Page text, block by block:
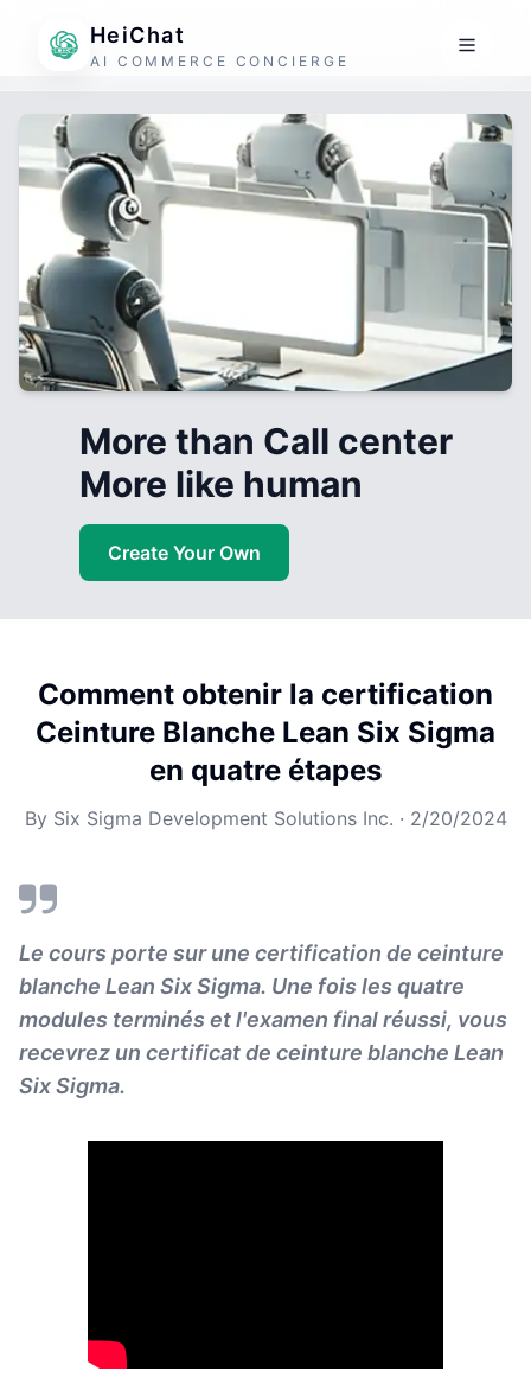
HeiChat
AI COMMERCE CONCIERGE
More than Call center
More like human
Create Your Own
Comment obtenir la certification
Ceinture Blanche Lean Six Sigma
en quatre étapes
By Six Sigma Development Solutions Inc. · 2/20/2024
Le cours porte sur une certification de ceinture
blanche Lean Six Sigma. Une fois les quatre
modules terminés et l'examen final réussi, vous
recevrez un certificat de ceinture blanche Lean
Six Sigma.